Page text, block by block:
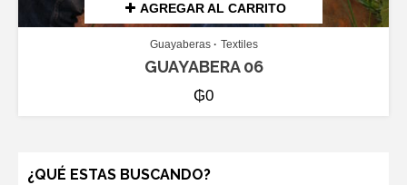
AGREGAR AL CARRITO
Guayaberas Textiles
GUAYABERA 06
₲0
¿QUÉ ESTAS BUSCANDO?